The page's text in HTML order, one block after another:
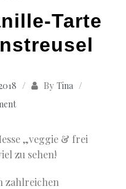
Tarte
By Tina
„veggie & frei
zu sehen!
zahlreichen